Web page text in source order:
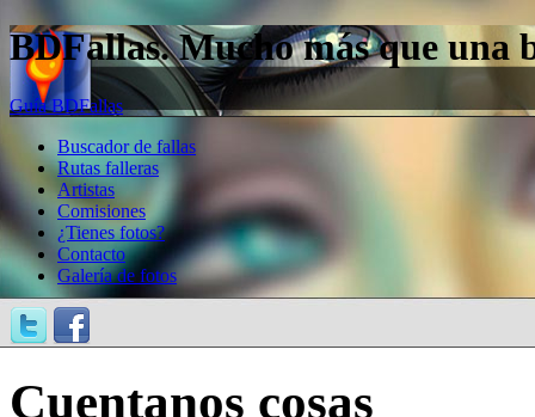
BDFallas. Mucho más que una
Guía BDFallas
Buscador de fallas
Rutas falleras
Artistas
Comisiones
¿Tienes fotos?
Contacto
Galería de fotos
Cuentanos cosas